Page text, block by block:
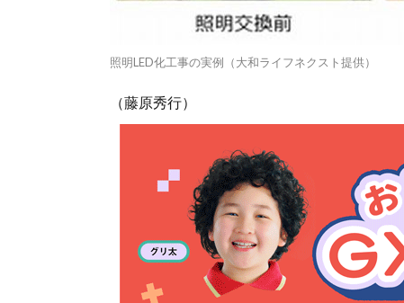
照明LED化工事の実例（大和ライフネクスト提供）
（藤原秀行）